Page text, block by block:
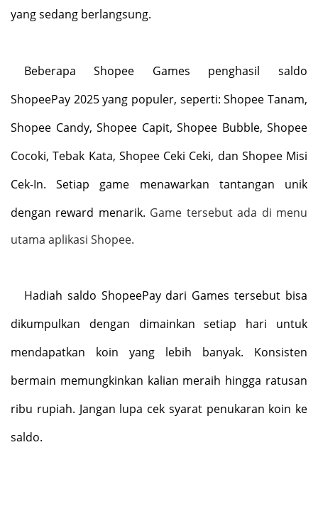
yang sedang berlangsung.
Beberapa Shopee Games penghasil saldo
ShopeePay 2025 yang populer, seperti: Shopee Tanam,
Shopee Candy, Shopee Capit, Shopee Bubble, Shopee
Cocoki, Tebak Kata, Shopee Ceki Ceki, dan Shopee Misi
Cek-In. Setiap game menawarkan tantangan unik
dengan reward menarik. Game tersebut ada di menu
utama aplikasi Shopee.
Hadiah saldo ShopeePay dari Games tersebut bisa
dikumpulkan dengan dimainkan setiap hari untuk
mendapatkan koin yang lebih banyak. Konsisten
bermain memungkinkan kalian meraih hingga ratusan
ribu rupiah. Jangan lupa cek syarat penukaran koin ke
saldo.